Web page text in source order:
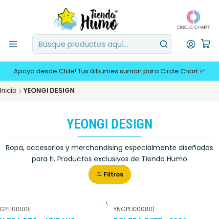
Apoya desde Chile! Tus álbumes suman para Circle Chart 📈
Inicio YEONGI DESIGN
YEONGI DESIGN
Ropa, accesorios y merchandising especialmente diseñados
para ti. Productos exclusivos de Tienda Humo
Filtros
DCTO
|
-10%DCTO
YNGPL100080|